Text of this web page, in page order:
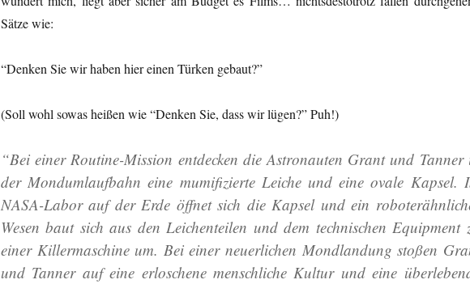
Sätze wie:
“Denken Sie wir haben hier einen Türken gebaut?”
(Soll wohl sowas heißen wie “Denken Sie, dass wir lügen?” Puh!)
“Bei einer Routine-Mission entdecken die Astronauten Grant und Tanner
der Mondumlaufbahn eine mumifizierte Leiche und eine ovale Kapsel.
NASA-Labor auf der Erde öffnet sich die Kapsel und ein
Wesen baut sich aus den Leichenteilen und dem technischen Equipment
einer Killermaschine um. Bei einer neuerlichen Mondlandung stoßen
und Tanner auf eine erloschene menschliche Kultur und eine